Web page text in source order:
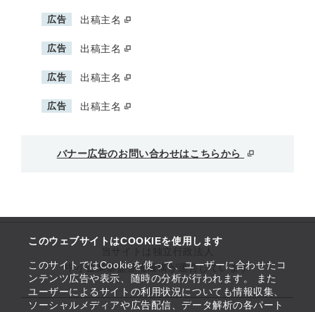
このウェブサイトはCOOKIEを使用します
このサイトではCookieを使って、ユーザーに合わせたコ
ンテンツ広告や表示、随時の分析が行われます。 また
ユーザーによるサイトの利用状況についても情報収集、
ソーシャルメディアや広告配信、データ解析の各パート
広告 出稿主名
広告 出稿主名
広告 出稿主名
広告 出稿主名
バナー広告のお問い合わせはこちらから
中小企業基盤整備機構が運営しています